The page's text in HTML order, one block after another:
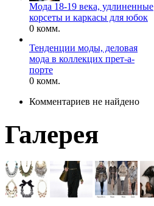
Мода 18-19 века, удлиненные
корсеты и каркасы для юбок
0 комм.
Тенденции моды, деловая
мода в коллекцих прет-а-
порте
0 комм.
Комментариев не найдено
Галерея